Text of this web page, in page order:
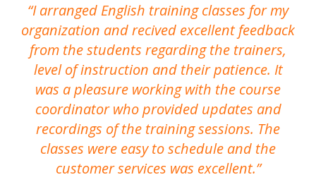
I arranged English training classes for my
organization and recived excellent feedback
from the students regarding the trainers,
level of instruction and their patience. It
was a pleasure working with the course
coordinator who provided updates and
recordings of the training sessions. The
classes were easy to schedule and the
customer services was excellent.